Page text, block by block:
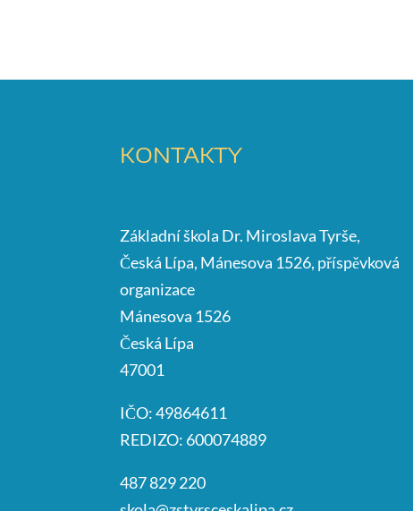
KONTAKTY
Základní škola Dr. Miroslava Tyrše,
Česká Lípa, Mánesova 1526, příspěvková
organizace
Mánesova 1526
Česká Lípa
47001
IČO: 49864611
REDIZO: 600074889
487 829 220